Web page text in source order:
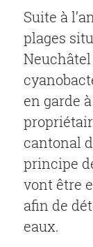
Suite à
plages
en garde
cantonal
principe
vont être
afin de
eaux.